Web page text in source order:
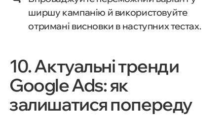
ширшу кампанію й використовуйте
отримані висновки в наступних тестах.
10. Актуальні тренди
Google Ads: як
залишатися попереду